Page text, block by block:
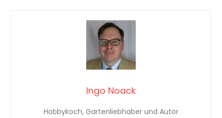
Ingo Noack
Hobbykoch, Gartenliebhaber und Autor